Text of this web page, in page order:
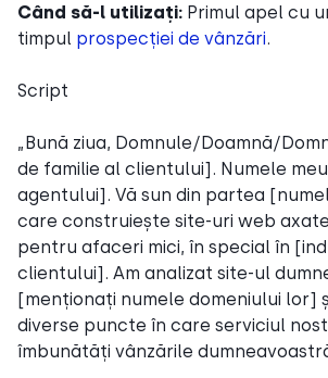
Când să-l utilizați: Primul apel cu
timpul prospecției de vânzări.
Script
„Bună ziua, Domnule/Doamnă/
de familie al clientului]. Numele
agentului]. Vă sun din partea
care construiește site-uri web
pentru afaceri mici, în special în
clientului]. Am analizat site-ul
[menționați numele domeniului lor]
diverse puncte în care serviciul
îmbunătăți vânzările